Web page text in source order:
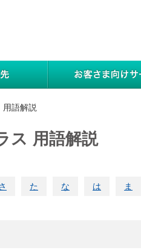
お問い合わせ先
用語解説
ス 用語解説
た な は ま